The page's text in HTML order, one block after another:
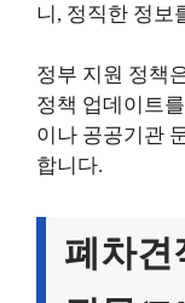
니, 정직한 정보
정부 지원 정책
정책 업데이트
이나 공공기관
합니다.
폐차견